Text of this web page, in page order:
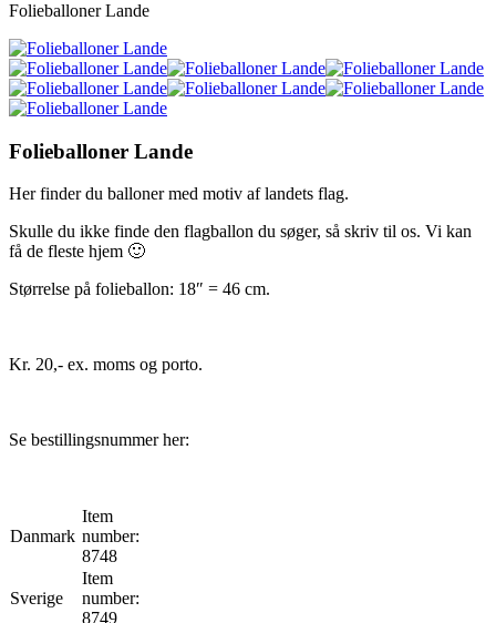
Folieballoner Lande
Folieballoner Lande
Her finder du balloner med motiv af landets flag.
Skulle du ikke finde den flagballon du søger, så skriv til os. Vi kan
få de fleste hjem 🙂
Størrelse på folieballon: 18″ = 46 cm.
Kr. 20,- ex. moms og porto.
Se bestillingsnummer her:
Danmark
Item
number:
8748
Sverige
Item
number:
8749